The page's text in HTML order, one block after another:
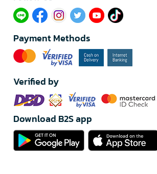
Payment Methods
Verified by
Download B2S app